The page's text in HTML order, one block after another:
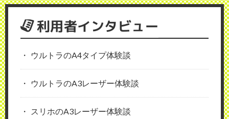
利用者インタビュー
ウルトラのA4タイプ体験談
ウルトラのA3レーザー体験談
スリホのA3レーザー体験談